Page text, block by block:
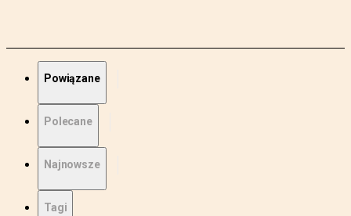
Powiązane
Polecane
Najnowsze
Tagi